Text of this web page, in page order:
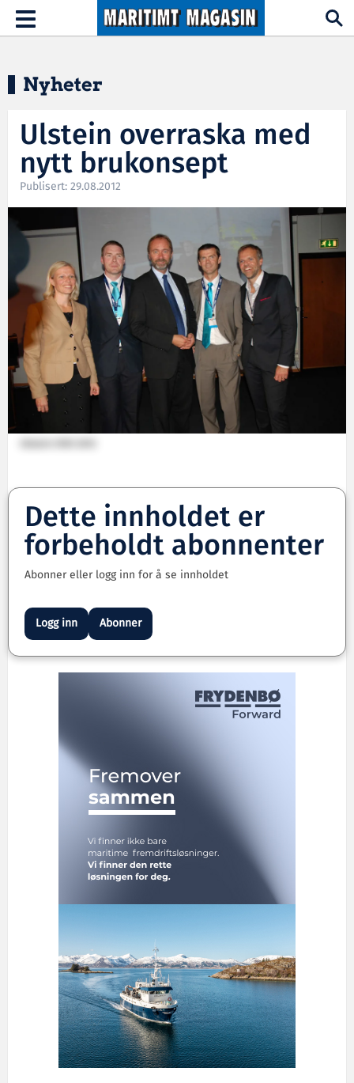
Hopp til hovedinnhold
Toggle
navigation
Nyheter
Ulstein overraska med
nytt brukonsept
Publisert: 29.08.2012
Dette innholdet er
forbeholdt abonnenter
Abonner eller logg inn for å se innholdet
Logg inn Abonner